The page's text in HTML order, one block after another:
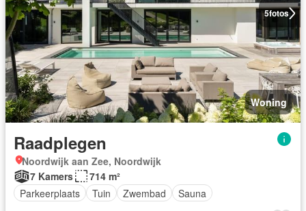
5fotos
Woning
Raadplegen
Noordwijk aan Zee, Noordwijk
7 Kamers
714 m²
Parkeerplaats
Tuin Zwembad Sauna